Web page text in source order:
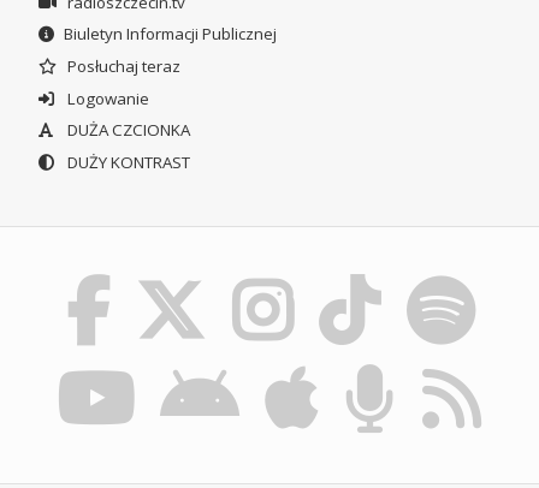
Biuletyn Informacji Publicznej
Posłuchaj teraz
Logowanie
DUŻA CZCIONKA
DUŻY KONTRAST